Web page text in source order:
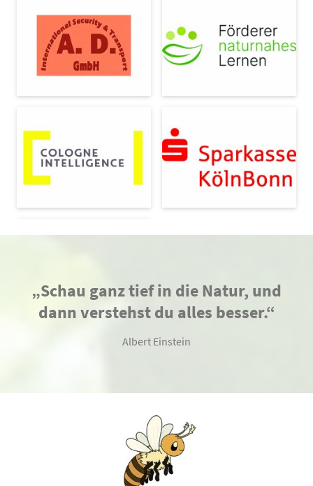
„Schau ganz tief in die Natur, und
dann verstehst du alles besser.“
Albert Einstein